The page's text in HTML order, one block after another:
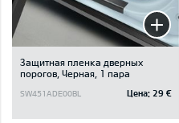
Защитная пленка дверных
порогов, Черная, 1 пара
SW451ADE00BL Цена: 29 €